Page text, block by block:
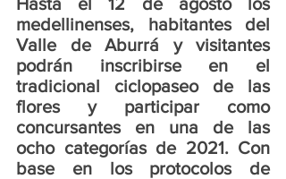
medellinenses, habitantes del
Valle de Aburrá y visitantes
podrán inscribirse en el
tradicional ciclopaseo de las
flores y participar como
concursantes en una de las
ocho categorías de 2021. Con
base en los protocolos de